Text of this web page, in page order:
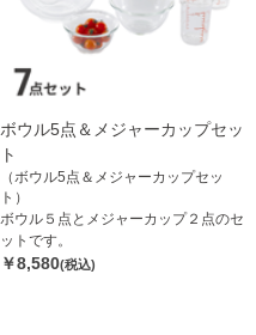
ボウル5点＆メジャーカップセッ
ト
（ボウル5点＆メジャーカップセッ
ト）
ボウル５点とメジャーカップ２点のセ
ットです。
￥8,580(税込)